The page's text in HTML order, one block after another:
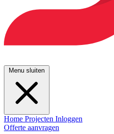
Menu sluiten
Home Projecten Inloggen
Offerte aanvragen